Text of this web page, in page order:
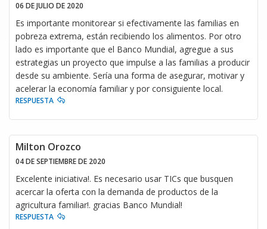
06 DE JULIO DE 2020
Es importante monitorear si efectivamente las familias en
pobreza extrema, están recibiendo los alimentos. Por otro
lado es importante que el Banco Mundial, agregue a sus
estrategias un proyecto que impulse a las familias a producir
desde su ambiente. Sería una forma de asegurar, motivar y
acelerar la economía familiar y por consiguiente local.
RESPUESTA
Milton Orozco
04 DE SEPTIEMBRE DE 2020
Excelente iniciativa!. Es necesario usar TICs que busquen
acercar la oferta con la demanda de productos de la
agricultura familiar!. gracias Banco Mundial!
RESPUESTA